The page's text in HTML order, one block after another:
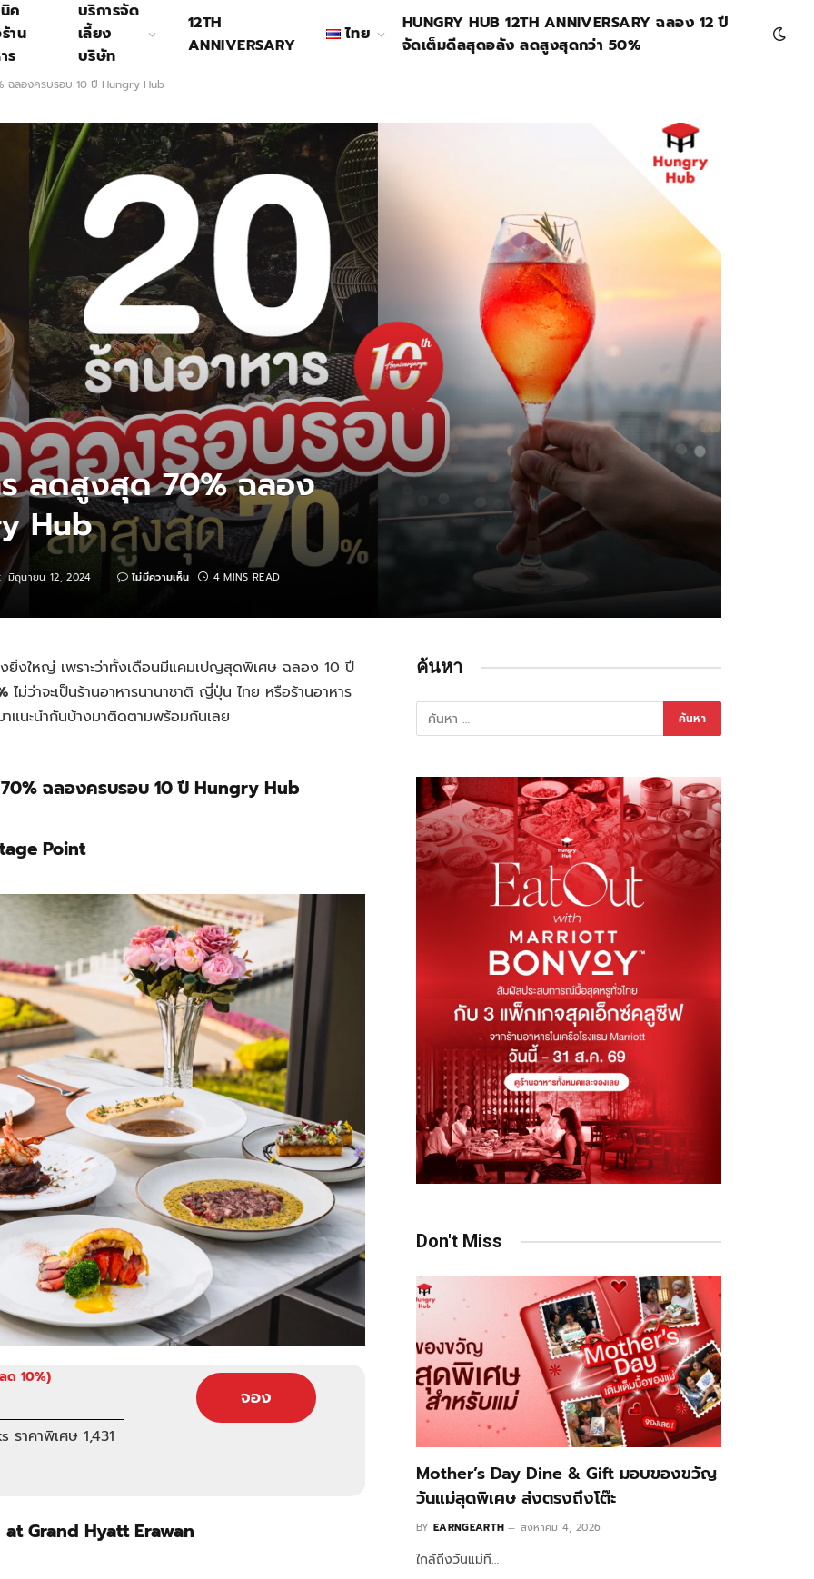
ค
าน
ร
บริการจัด
เลี้ยง
บริษัท
12TH
ANNIVERSARY
ไทย
HUNGRY HUB 12TH ANNIVERSARY ฉลอง 12 ปี
จัดเต็มดีลสุดอลัง ลดสูงสุดกว่า 50%
ฉลองครบรอบ 10 ปี Hungry Hub
ร ลดสูงสุด 70% ฉลอง
Hub
มิถุนายน 12, 2024 ไม่มีความเห็น 4 MINS READ
งใหญ่ เพราะว่าทั้งเดือนมีแคมเปญสุดพิเศษ ฉลอง 10 ปี
ไม่ว่าจะเป็นร้านอาหารนานาชาติ ญี่ปุ่น ไทย หรือร้านอาหาร
าแนะนำกันบ้างมาติดตามพร้อมกันเลย
ฉลองครบรอบ 10 ปี Hungry Hub
Point
ด 10%)
าคาพิเศษ 1,431
จอง
Grand Hyatt Erawan
ค้นหา
Don't Miss
Mother’s Day Dine & Gift มอบของขวัญ
วันแม่สุดพิเศษ ส่งตรงถึงโต๊ะ
BY EARNGEARTH สิงหาคม 4, 2026
ใกล้ถึงวันแม่ที…